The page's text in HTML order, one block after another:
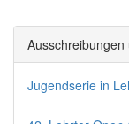
Ausschreibungen
Jugendserie in